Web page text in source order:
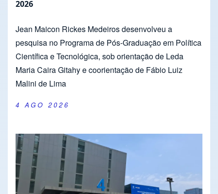
2026
Jean Maicon Rickes Medeiros desenvolveu a
pesquisa no Programa de Pós-Graduação em Política
Científica e Tecnológica, sob orientação de Leda
Maria Caira Gitahy e coorientação de Fábio Luiz
Malini de Lima
4 AGO 2026